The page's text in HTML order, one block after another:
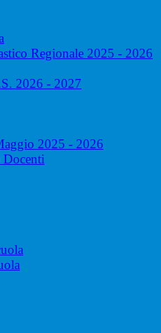
Regionale 2025 - 2026
2026 - 2027
2025 - 2026